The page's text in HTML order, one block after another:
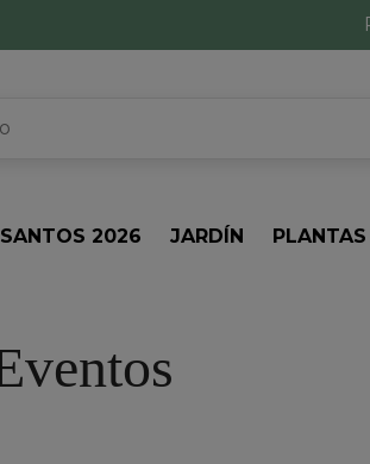
2026 JARDÍN